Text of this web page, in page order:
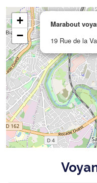
Marabout
19 Rue de la
+
−